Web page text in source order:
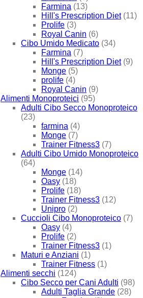
Farmina (13)
Hill's Prescription Diet (11)
Prolife (3)
Royal Canin (6)
Cibo Umido Medicato (34)
Farmina (7)
Hill's Prescription Diet (9)
Monge (5)
prolife (4)
Royal Canin (9)
Alimenti Monoproteici (95)
Adulti Cibo Secco Monoproteico
(23)
farmina (4)
Monge (7)
Trainer Fitness3 (7)
Adulti Cibo Umido Monoproteico
(64)
Monge (14)
Oasy (18)
Prolife (18)
Trainer Fitness3 (12)
Unipro (2)
Cuccioli Cibo Monoproteico (7)
Oasy (4)
Prolife (2)
Trainer Fitness3 (1)
Maturi e Anziani (1)
Trainer Fitness (1)
Alimenti secchi (124)
Cibo Secco per Cani Adulti (98)
Adulti Taglia Grande (28)